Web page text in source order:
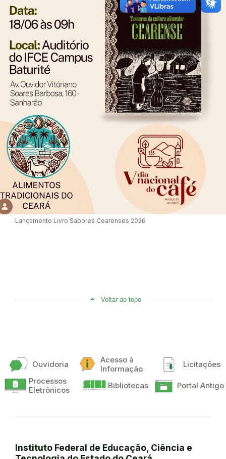
Lançamento Livro Sabores Cearenses 2026
Voltar ao topo
Ouvidoria
Acesso à
Informação
Licitações
Processos
Eletrônicos
Bibliotecas Portal Antigo
Instituto Federal de Educação, Ciência e